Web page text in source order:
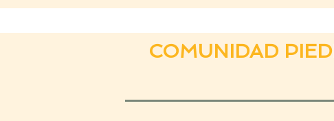
COMUNIDAD